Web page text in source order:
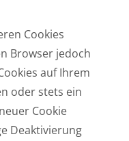
Cookies
Browser jedoch
auf Ihrem
oder stets ein
Cookie
Deaktivierung